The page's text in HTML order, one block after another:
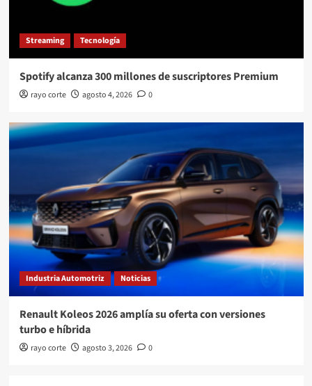
Streaming Tecnología
Spotify alcanza 300 millones de suscriptores Premium
rayo corte agosto 4, 2026 0
Industria Automotriz Noticias
Renault Koleos 2026 amplía su oferta con versiones
turbo e híbrida
rayo corte agosto 3, 2026 0